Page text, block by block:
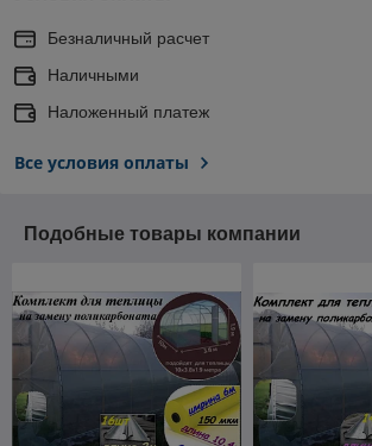
Безналичный расчет
Наличными
Наложенный платеж
Все условия оплаты
Подобные товары компании